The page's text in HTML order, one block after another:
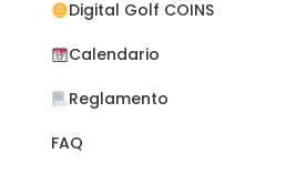
Digital Golf COINS
Calendario
Reglamento
FAQ